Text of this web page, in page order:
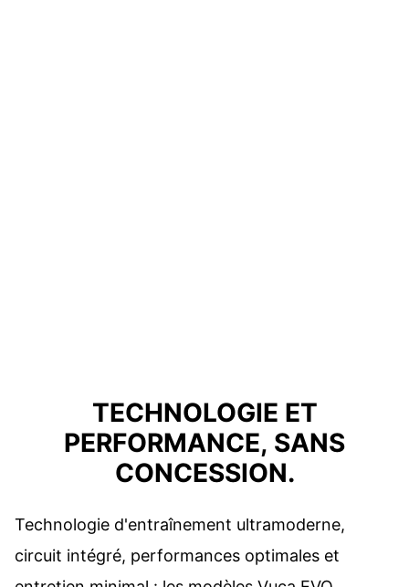
TECHNOLOGIE ET
PERFORMANCE, SANS
CONCESSION.
Technologie d'entraînement ultramoderne,
circuit intégré, performances optimales et